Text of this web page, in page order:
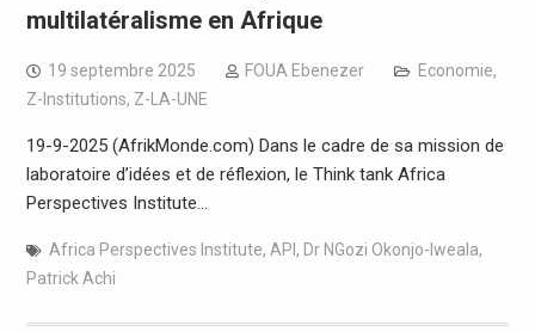
multilatéralisme en Afrique
19 septembre 2025 FOUA Ebenezer Economie,
Z-Institutions, Z-LA-UNE
19-9-2025 (AfrikMonde.com) Dans le cadre de sa mission de
laboratoire d’idées et de réflexion, le Think tank Africa
Perspectives Institute…
Africa Perspectives Institute, API , Dr NGozi Okonjo-Iweala,
Patrick Achi